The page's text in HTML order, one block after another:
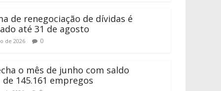
de renegociação de dívidas é
até 31 de agosto
de 2026 0
o mês de junho com saldo
145.161 empregos